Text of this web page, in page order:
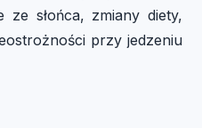
ze słońca, zmiany diety,
przy jedzeniu